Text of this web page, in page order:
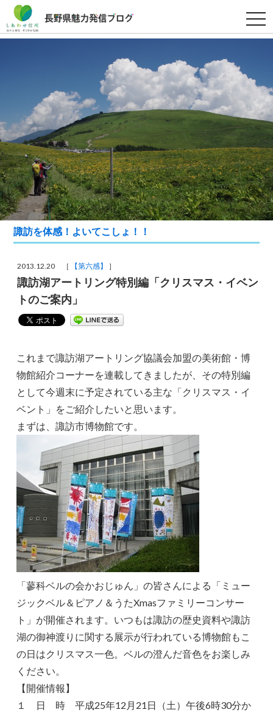
t
o
g
a
v
g
a
t
o
n
諏訪を体感！よいてこしょ！！
2013.12.20 ［ 【第六感】 ］
諏訪湖アートリング特別編「クリスマス・イベン
トのご案内」
これまで諏訪湖アートリング協議会加盟の美術館・博
物館紹介コーナーを連載してきましたが、その特別編
として今週末に予定されている主な「クリスマス・イ
ベント」をご紹介したいと思います。
まずは、諏訪市博物館です。
「蓼科ベルの会かおじゅん」の皆さんによる「ミュー
ジックベル＆ピアノ＆うたXmasファミリーコンサー
ト」が開催されます。いつもは諏訪の歴史資料や諏訪
湖の御神渡りに関する展示が行われている博物館もこ
の日はクリスマス一色。ベルの澄んだ音色をお楽しみ
ください。
【開催情報】
１ 日 時 平成25年12月21日（土）午後6時30分か